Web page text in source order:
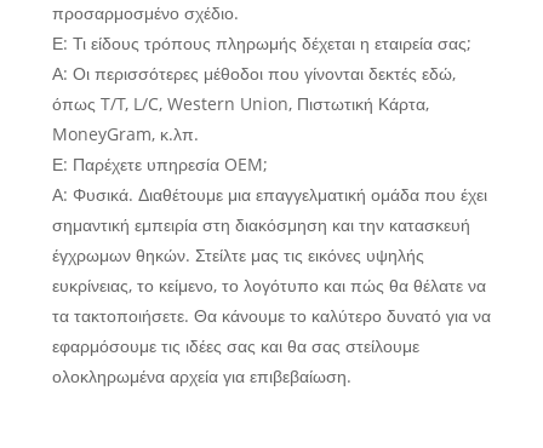
προσαρμοσμένο σχέδιο.
Ε: Τι είδους τρόπους πληρωμής δέχεται η εταιρεία σας;
Α: Οι περισσότερες μέθοδοι που γίνονται δεκτές εδώ,
όπως T/T, L/C, Western Union, Πιστωτική Κάρτα,
MoneyGram, κ.λπ.
Ε: Παρέχετε υπηρεσία OEM;
Α: Φυσικά. Διαθέτουμε μια επαγγελματική ομάδα που έχει
σημαντική εμπειρία στη διακόσμηση και την κατασκευή
έγχρωμων θηκών. Στείλτε μας τις εικόνες υψηλής
ευκρίνειας, το κείμενο, το λογότυπο και πώς θα θέλατε να
τα τακτοποιήσετε. Θα κάνουμε το καλύτερο δυνατό για να
εφαρμόσουμε τις ιδέες σας και θα σας στείλουμε
ολοκληρωμένα αρχεία για επιβεβαίωση.